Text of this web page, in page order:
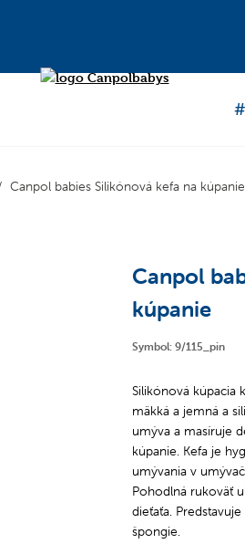
Canpol babies Silikónová kefa na kúpanie
Canpol
kúpanie
Symbol: 9/115_pin
Silikónová kúpacia
mäkká a jemná a
umýva a masíruje
kúpanie. Kefa je
umývania v
Pohodlná rukoväť
dieťaťa.
špongie.